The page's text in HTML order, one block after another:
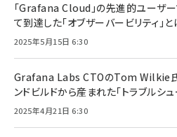
「Grafana Cloud」の先進的ユーザ
て到達した「オブザーバービリティ」と
2025年5月15日 6:30
Grafana Labs CTOのTom Wilkie氏
ンドビルドから産まれた「トラブルシ
2025年4月21日 6:30